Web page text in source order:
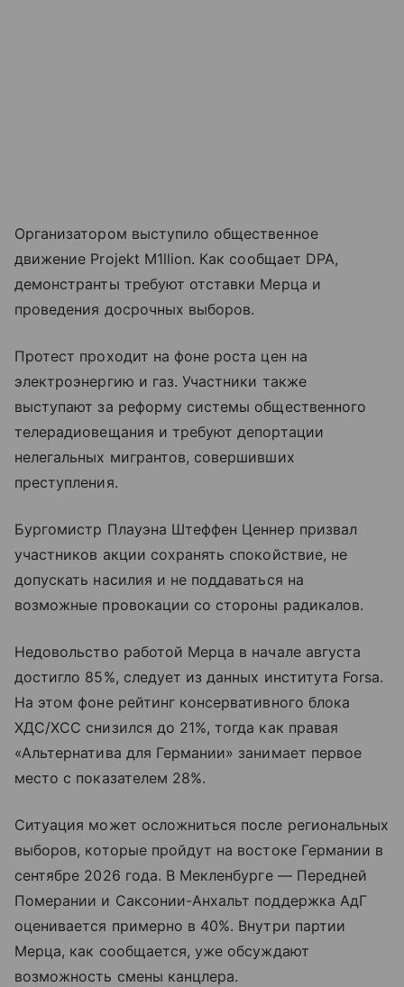
Организатором выступило общественное
движение Projekt M1llion. Как сообщает DPA,
демонстранты требуют отставки Мерца и
проведения досрочных выборов.
Протест проходит на фоне роста цен на
электроэнергию и газ. Участники также
выступают за реформу системы общественного
телерадиовещания и требуют депортации
нелегальных мигрантов, совершивших
преступления.
Бургомистр Плауэна Штеффен Ценнер призвал
участников акции сохранять спокойствие, не
допускать насилия и не поддаваться на
возможные провокации со стороны радикалов.
Недовольство работой Мерца в начале августа
достигло 85%, следует из данных института Forsa.
На этом фоне рейтинг консервативного блока
ХДС/ХСС снизился до 21%, тогда как правая
«Альтернатива для Германии» занимает первое
место с показателем 28%.
Ситуация может осложниться после региональных
выборов, которые пройдут на востоке Германии в
сентябре 2026 года. В Мекленбурге — Передней
Померании и Саксонии-Анхальт поддержка АдГ
оценивается примерно в 40%. Внутри партии
Мерца, как сообщается, уже обсуждают
возможность смены канцлера.